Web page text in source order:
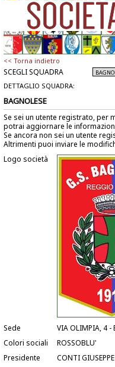
<< Torna indietro
SCEGLI SQUADRA
DETTAGLIO SQUADRA:
BAGNOLESE
Se sei un utente registrato, per
potrai aggiornare le
Se ancora non sei un utente
Altrimenti puoi inviare le
Logo società
Sede
VIA OLIMPIA, 4 -
Colori sociali
ROSSOBLU'
Presidente
CONTI GIUSEPPE